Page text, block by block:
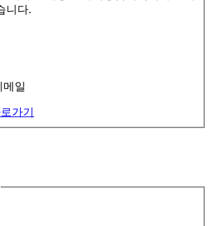
니다.
메일
가기